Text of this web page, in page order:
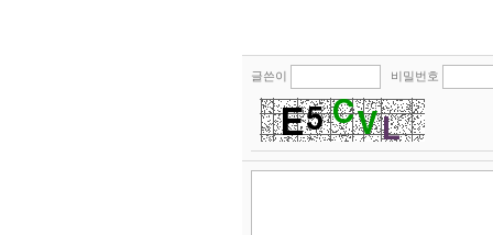
글쓴이 비밀번호